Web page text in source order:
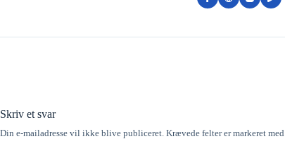
Skriv et svar
Din e-mailadresse vil ikke blive publiceret. Krævede felter er markeret med